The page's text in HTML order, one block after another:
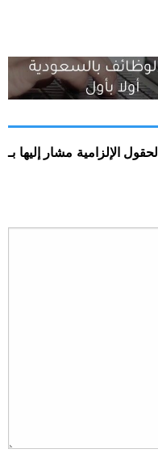
الحقول الإلزامية مشار إليها بـ